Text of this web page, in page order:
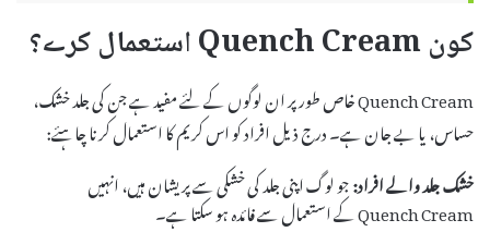
کون Quench Cream استعمال کرے؟
Quench Cream خاص طور پر ان لوگوں کے لئے مفید ہے جن کی جلد خشک،
حساس، یا بے جان ہے۔ درج ذیل افراد کو اس کریم کا استعمال کرنا چاہئے:
خشک جلد والے افراد:جو لوگ اپنی جلد کی خشکی سے پریشان ہیں، انہیں
Quench Cream کے استعمال سے فائدہ ہو سکتا ہے۔